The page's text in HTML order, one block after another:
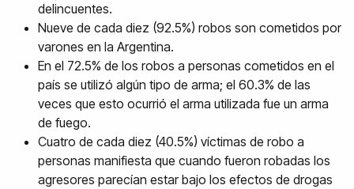
delincuentes.
Nueve de cada diez (92.5%) robos son cometidos por
varones en la Argentina.
En el 72.5% de los robos a personas cometidos en el
país se utilizó algún tipo de arma; el 60.3% de las
veces que esto ocurrió el arma utilizada fue un arma
de fuego.
Cuatro de cada diez (40.5%) víctimas de robo a
personas manifiesta que cuando fueron robadas los
agresores parecían estar bajo los efectos de drogas